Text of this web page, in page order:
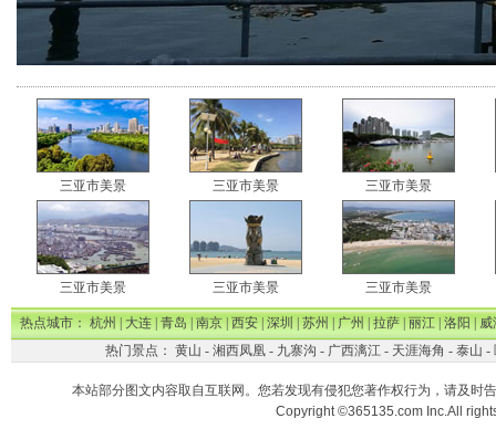
三亚市美景 三亚市美景 三亚市美景
三亚市美景 三亚市美景 三亚市美景
热点城市：杭州|大连|青岛|南京|西安|深圳|苏州|广州|拉萨|丽江|洛阳|威
热门景点： 黄山 - 湘西凤凰- 九寨沟 - 广西漓江- 天涯海角 - 泰山 -
本站部分图文内容取自互联网。您若发现有侵犯您著作权行为，请及时
Copyright ©365135.com Inc.All